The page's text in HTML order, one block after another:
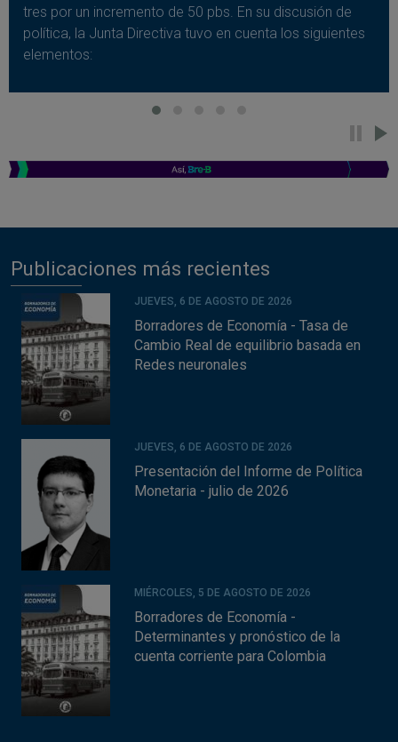
tres por un incremento de 50 pbs. En su discusión de
política, la Junta Directiva tuvo en cuenta los siguientes
elementos:
Publicaciones más recientes
JUEVES, 6 DE AGOSTO DE 2026
Borradores de Economía - Tasa de
Cambio Real de equilibrio basada en
Redes neuronales
JUEVES, 6 DE AGOSTO DE 2026
Presentación del Informe de Política
Monetaria - julio de 2026
MIÉRCOLES, 5 DE AGOSTO DE 2026
Borradores de Economía -
Determinantes y pronóstico de la
cuenta corriente para Colombia